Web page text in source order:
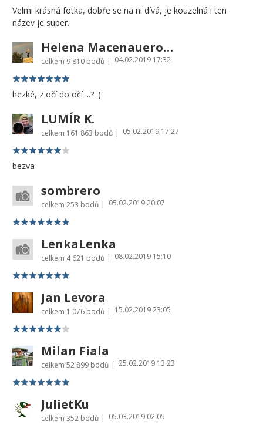
Velmi krásná fotka, dobře se na ni dívá, je kouzelná i ten
název je super.
Helena Macenauerová
celkem 9 810 bodů | 04.02.2019 17:32
hezké, z očí do očí ...? :)
LUMÍR K.
celkem 161 863 bodů | 05.02.2019 17:27
bezva
sombrero
celkem 253 bodů | 05.02.2019 20:07
LenkaLenka
celkem 4 621 bodů | 08.02.2019 15:10
Jan Levora
celkem 1 076 bodů | 15.02.2019 23:05
Milan Fiala
celkem 52 899 bodů | 25.02.2019 13:23
JulietKu
celkem 352 bodů | 05.03.2019 02:05